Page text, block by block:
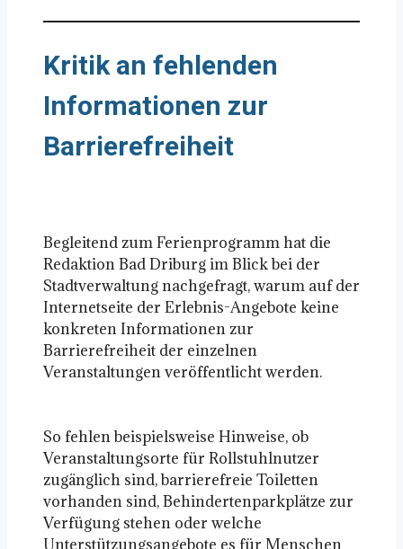
Kritik an fehlenden
Informationen zur
Barrierefreiheit
Begleitend zum Ferienprogramm hat die
Redaktion Bad Driburg im Blick bei der
Stadtverwaltung nachgefragt, warum auf der
Internetseite der Erlebnis-Angebote keine
konkreten Informationen zur
Barrierefreiheit der einzelnen
Veranstaltungen veröffentlicht werden.
So fehlen beispielsweise Hinweise, ob
Veranstaltungsorte für Rollstuhlnutzer
zugänglich sind, barrierefreie Toiletten
vorhanden sind, Behindertenparkplätze zur
Verfügung stehen oder welche
Unterstützungsangebote es für Menschen